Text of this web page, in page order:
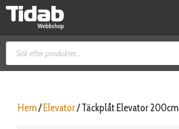
Hoppa
Produktsökning
Hem/ Elevator/ Täckplåt Elevator 200cm